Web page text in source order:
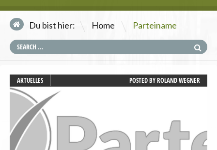
Du bist hier: Home \ Parteiname
AKTUELLES POSTED BYROLAND WEGNER